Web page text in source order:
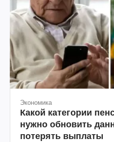
Экономика
Какой категории
нужно обновить
потерять выплаты